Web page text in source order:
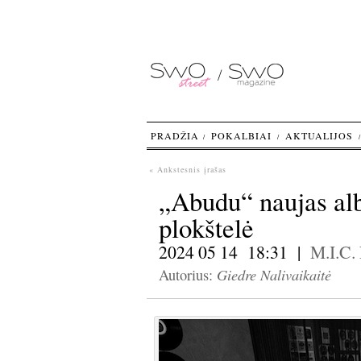
« Ankstesnis įrašas
„Abudu“ naujas
plokštelė
2024 05 14 18:31 | M.I.C.
Autorius: Giedre Nalivaikaitė
PRADŽIA POKALBIAI AKTUALIJOS